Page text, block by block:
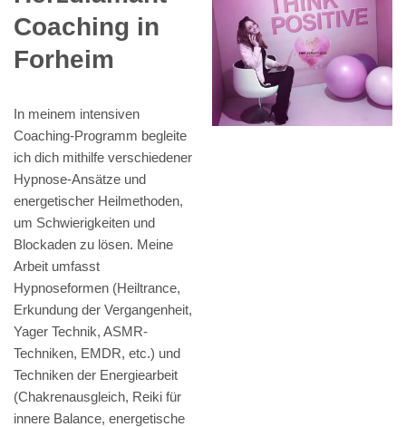
Coaching in
Forheim
In meinem intensiven
Coaching-Programm begleite
ich dich mithilfe verschiedener
Hypnose-Ansätze und
energetischer Heilmethoden,
um Schwierigkeiten und
Blockaden zu lösen. Meine
Arbeit umfasst
Hypnoseformen (Heiltrance,
Erkundung der Vergangenheit,
Yager Technik, ASMR-
Techniken, EMDR, etc.) und
Techniken der Energiearbeit
(Chakrenausgleich, Reiki für
innere Balance, energetische